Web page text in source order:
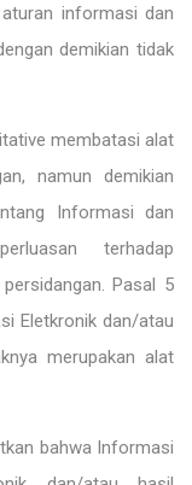
informasi dan
demikian tidak
membatasi alat
namun demikian
Informasi dan
terhadap
Pasal 5
Eletkronik dan/atau
merupakan alat
bahwa Informasi